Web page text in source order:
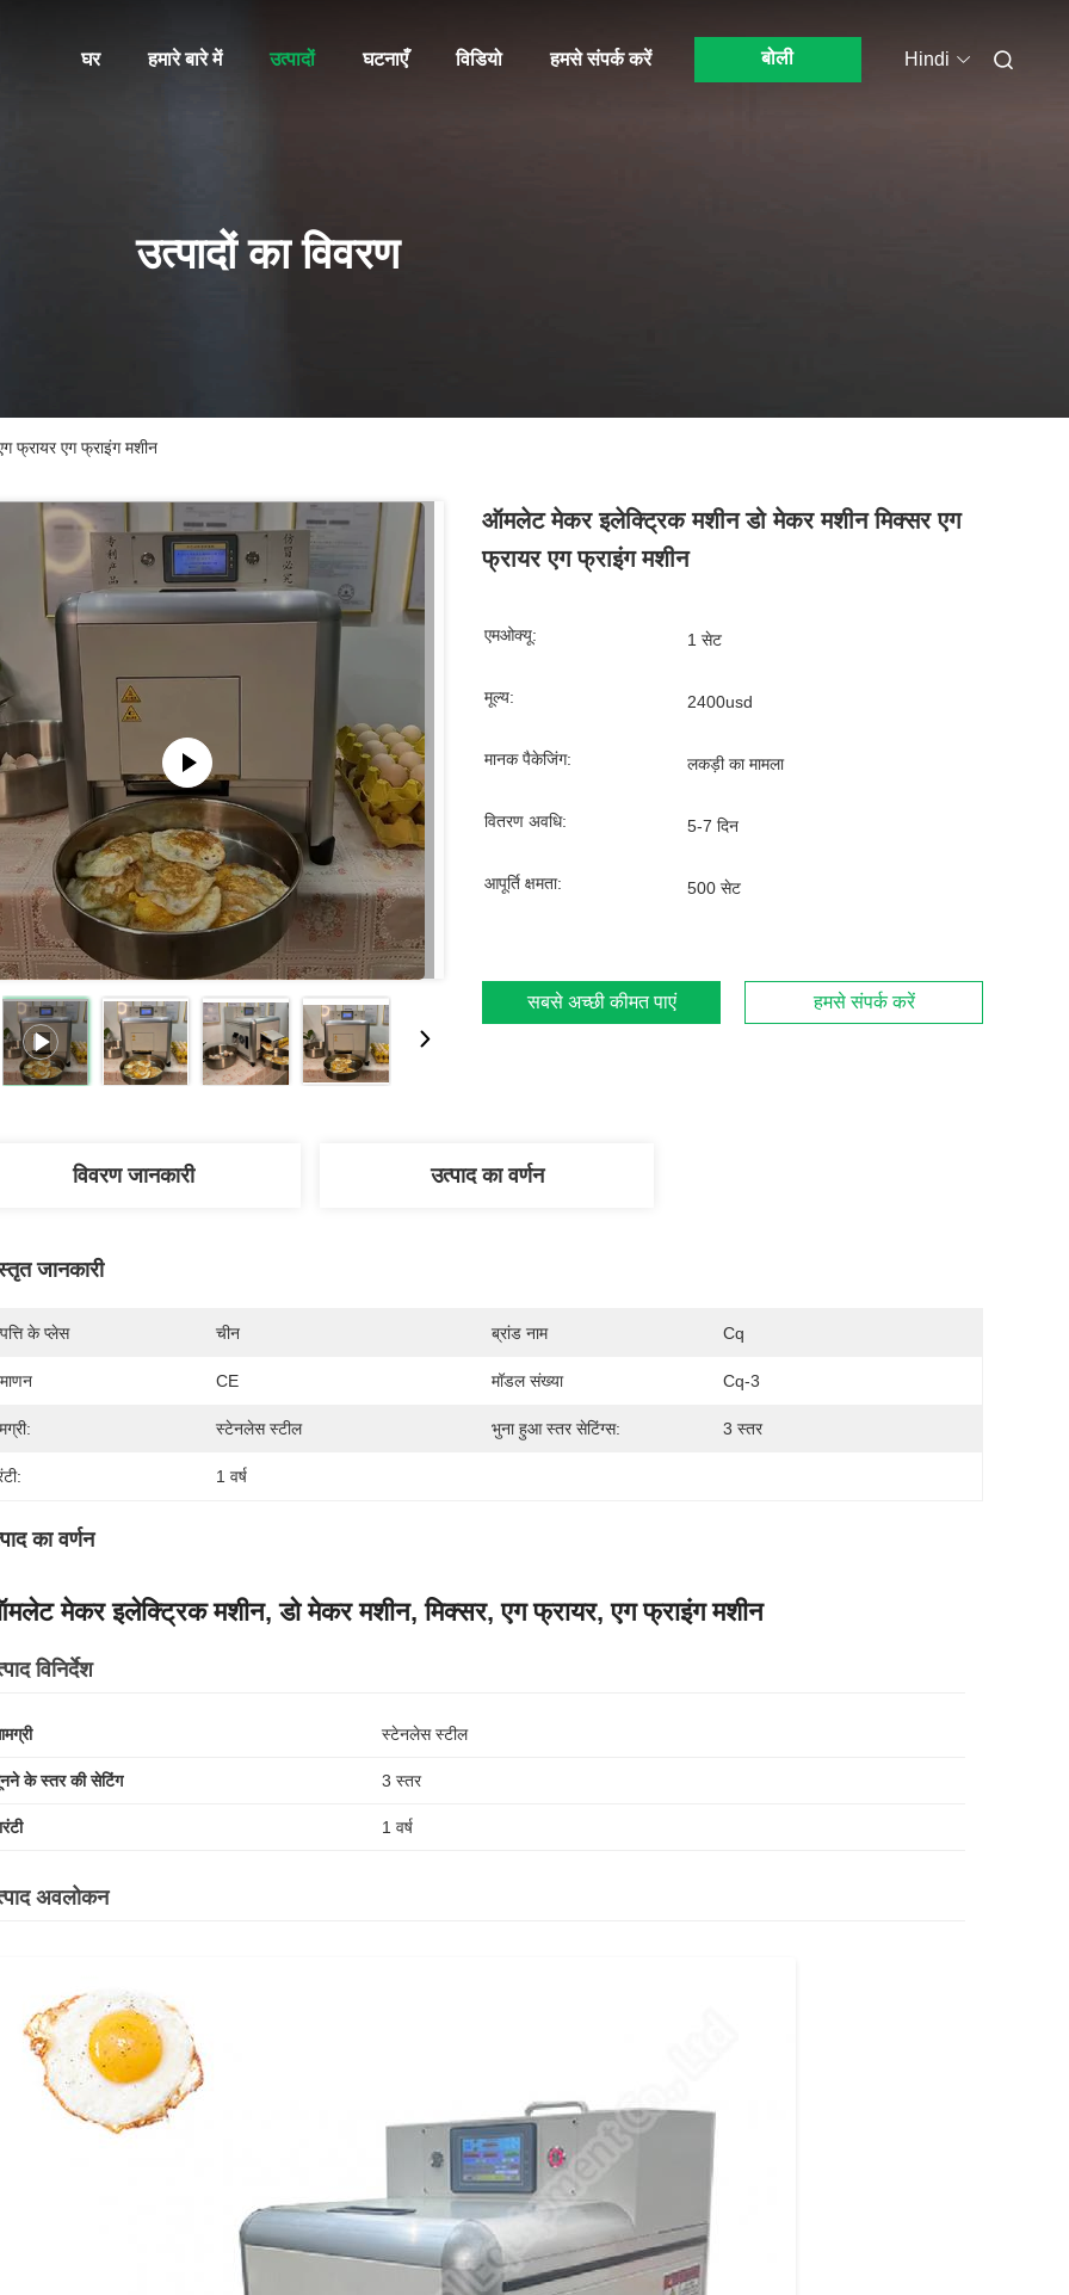
घर हमारे बारे में उत्पादों घटनाएँ विडियो हमसे संपर्क करें बोली Hindi
उत्पादों का विवरण
फ्रायर एग फ्राइंग मशीन
ऑमलेट मेकर इलेक्ट्रिक मशीन डो मेकर मशीन मिक्सर एग
फ्रायर एग फ्राइंग मशीन
एमओक्यू: 1 सेट
मूल्य: 2400usd
मानक पैकेजिंग: लकड़ी का मामला
वितरण अवधि: 5-7 दिन
आपूर्ति क्षमता: 500 सेट
सबसे अच्छी कीमत पाएं हमसे संपर्क करें
विवरण जानकारी उत्पाद का वर्णन
जानकारी
के प्लेस चीन ब्रांड नाम Cq
CE मॉडल संख्या Cq-3
स्टेनलेस स्टील भुना हुआ स्तर सेटिंग्स: 3 स्तर
1 वर्ष
का वर्णन
मेकर इलेक्ट्रिक मशीन, डो मेकर मशीन, मिक्सर, एग फ्रायर, एग फ्राइंग मशीन
विनिर्देश
स्टेनलेस स्टील
के स्तर की सेटिंग 3 स्तर
1 वर्ष
अवलोकन